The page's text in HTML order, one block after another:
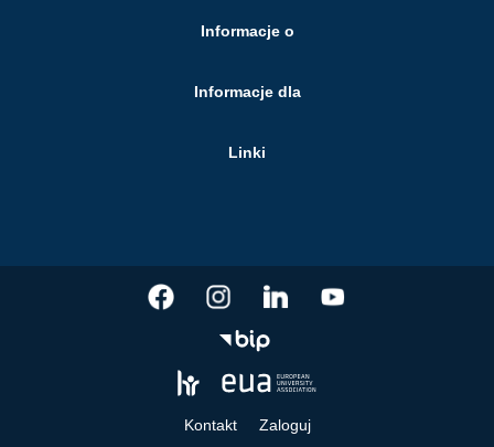
Informacje o
Informacje dla
Linki
Kontakt Zaloguj